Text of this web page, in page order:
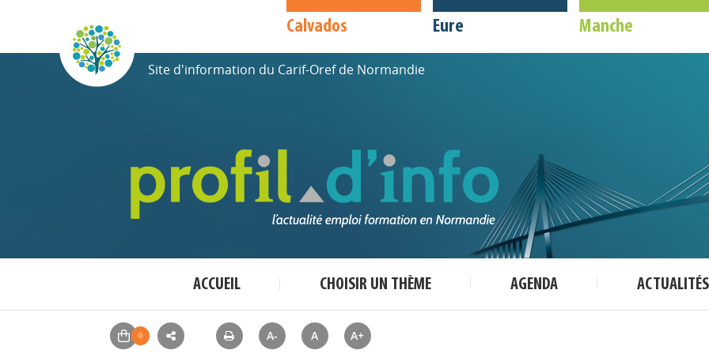
Calvados Eure Manche
Site d'information du Carif-Oref de Normandie
ACCUEIL CHOISIR UN THÈME AGENDA ACTUALITÉS
A- A A+